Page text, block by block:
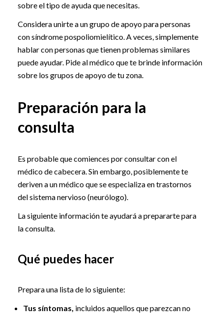
sobre el tipo de ayuda que necesitas.
Considera unirte a un grupo de apoyo para personas
con síndrome pospoliomielítico. A veces, simplemente
hablar con personas que tienen problemas similares
puede ayudar. Pide al médico que te brinde información
sobre los grupos de apoyo de tu zona.
Preparación para la
consulta
Es probable que comiences por consultar con el
médico de cabecera. Sin embargo, posiblemente te
deriven a un médico que se especializa en trastornos
del sistema nervioso (neurólogo).
La siguiente información te ayudará a prepararte para
la consulta.
Qué puedes hacer
Prepara una lista de lo siguiente:
Tus síntomas, incluidos aquellos que parezcan no